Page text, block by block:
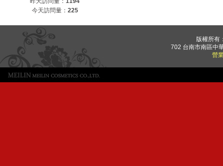
今天訪問量： 225
版權所有
702 台南市南區中
營